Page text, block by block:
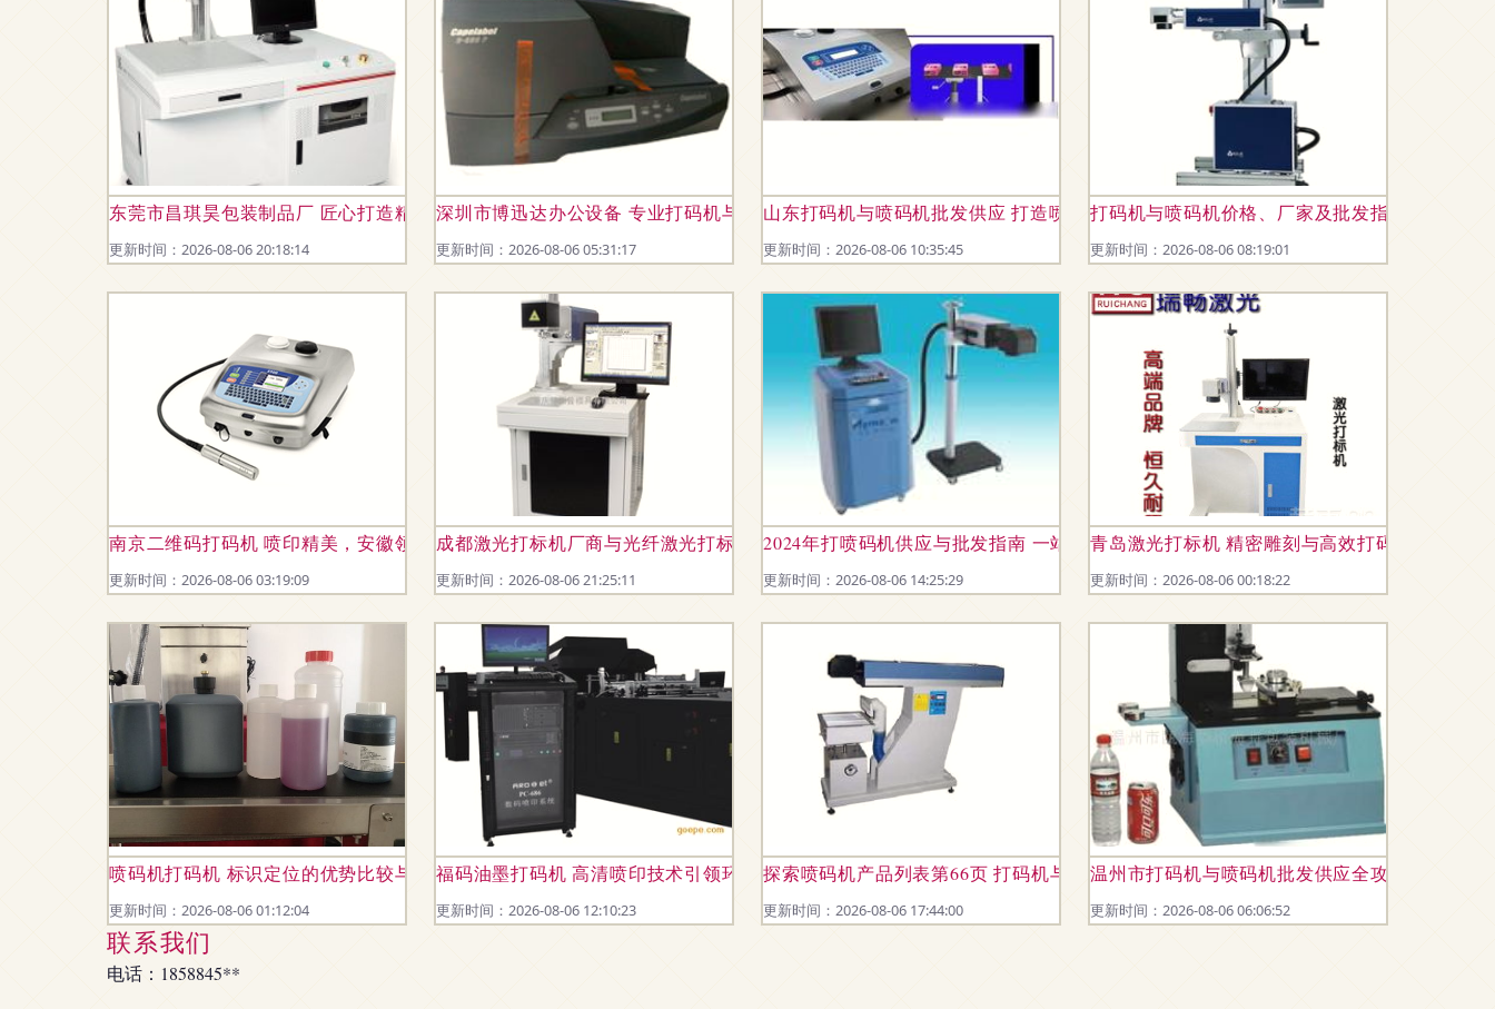
东莞市昌琪昊包装制品厂 匠心打造精品包装，科技赋能智能标识
更新时间：2026-08-06 20:18:14
深圳市博迅达办公设备 专业打码机与喷码机产品总览
更新时间：2026-08-06 05:31:17
山东打码机与喷码机批发供应 打造喷码标识新标杆
更新时间：2026-08-06 10:35:45
打码机与喷码机价格、厂家及批发指南 全面解析
更新时间：2026-08-06 08:19:01
南京二维码打码机 喷印精美，安徽领芯以品质经久耐用赢得信赖
更新时间：2026-08-06 03:19:09
成都激光打标机厂商与光纤激光打标机选型指南
更新时间：2026-08-06 21:25:11
2024年打喷码机供应与批发指南 一站式解读价格与选购要点
更新时间：2026-08-06 14:25:29
青岛激光打标机 精密雕刻与高效打码的全能利器
更新时间：2026-08-06 00:18:22
喷码机打码机 标识定位的优势比较与应用前景分析
更新时间：2026-08-06 01:12:04
福码油墨打码机 高清喷印技术引领环保标识新时代
更新时间：2026-08-06 12:10:23
探索喷码机产品列表第66页 打码机与喷码机技术新趋势
更新时间：2026-08-06 17:44:00
温州市打码机与喷码机批发供应全攻略 从选型到
更新时间：2026-08-06 06:06:52
联系我们
电话：1858845**